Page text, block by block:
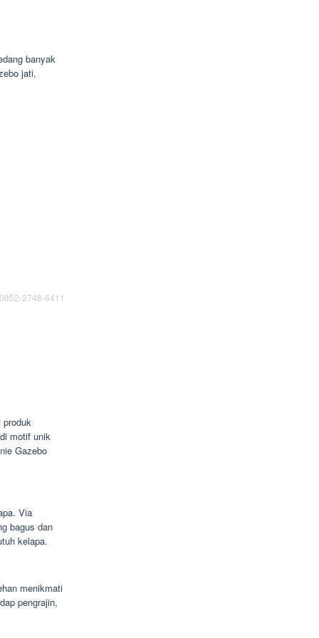
banyak
jati,
2748-6411
produk
motif unik
Gazebo
Via
bagus dan
kelapa.
menikmati
pengrajin,